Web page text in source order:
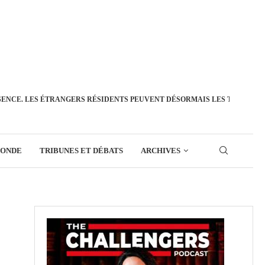
LES ÉTRANGERS RÉSIDENTS PEUVENT DÉSORMAIS LES
TRIBUNES ET DÉBATS ARCHIVES